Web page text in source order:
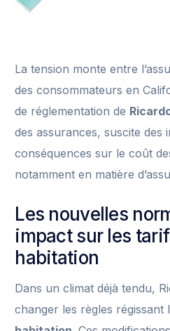
La tension monte entre
des consommateurs en
de réglementation de
des assurances, suscite des
conséquences sur le coût
notamment en matière
Les nouvelles
impact sur les
habitation
Dans un climat déjà tendu,
changer les règles régissant